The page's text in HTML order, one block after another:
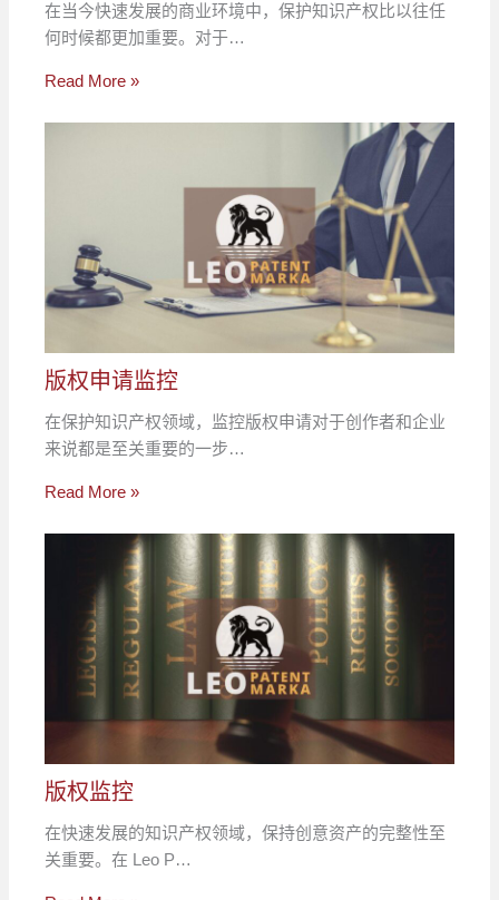
在当今快速发展的商业环境中，保护知识产权比以往任
何时候都更加重要。对于…
Read More »
版权申请监控
在保护知识产权领域，监控版权申请对于创作者和企业
来说都是至关重要的一步…
Read More »
版权监控
在快速发展的知识产权领域，保持创意资产的完整性至
关重要。在 Leo P…